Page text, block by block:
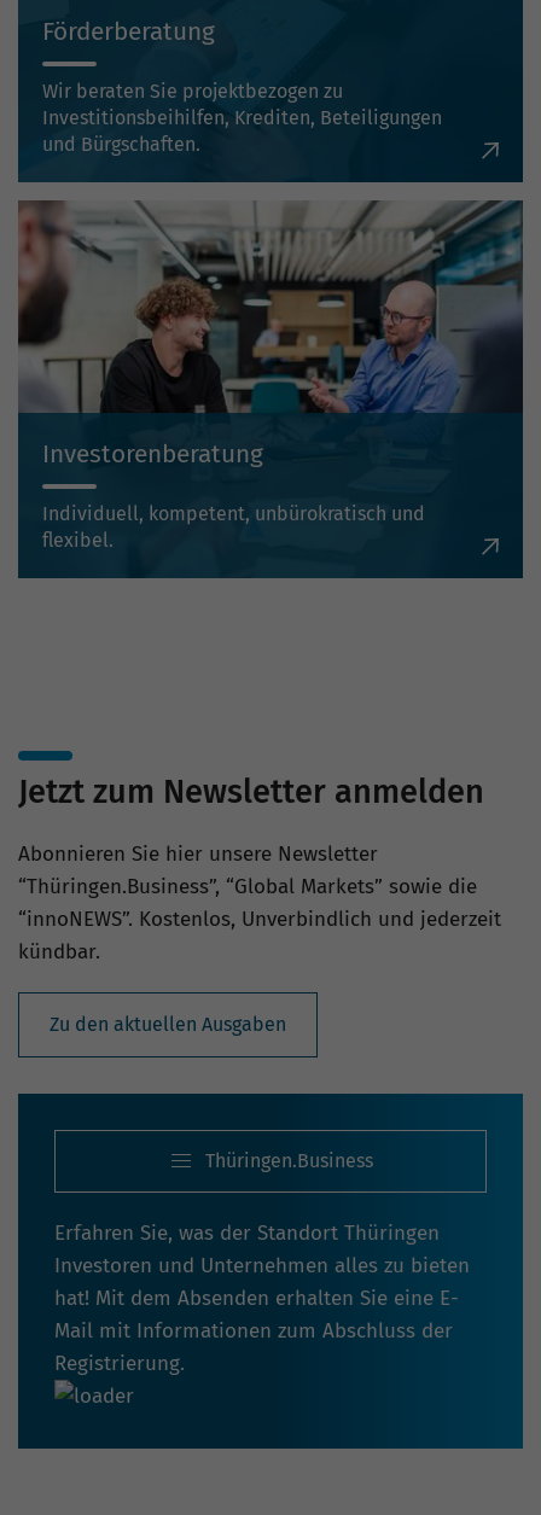
Förderberatung
Wir beraten Sie projektbezogen zu
Investitionsbeihilfen, Krediten, Beteiligungen
und Bürgschaften.
Investorenberatung
Individuell, kompetent, unbürokratisch und
flexibel.
Jetzt zum Newsletter anmelden
Abonnieren Sie hier unsere Newsletter
“Thüringen.Business”, “Global Markets” sowie die
“innoNEWS”. Kostenlos, Unverbindlich und jederzeit
kündbar.
Zu den aktuellen Ausgaben
Thüringen.Business
Erfahren Sie, was der Standort Thüringen
Investoren und Unternehmen alles zu bieten
hat! Mit dem Absenden erhalten Sie eine E-
Mail mit Informationen zum Abschluss der
Registrierung.